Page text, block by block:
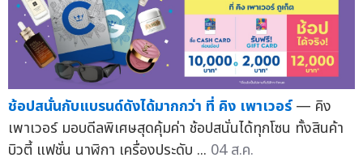
ช้อปสนั่นกับแบรนด์ดังได้มากกว่า ที่ คิง เพาเวอร์ — คิง
เพาเวอร์ มอบดีลพิเศษสุดคุ้มค่า ช้อปสนั่นได้ทุกโซน ทั้งสินค้า
บิวตี้ แฟชั่น นาฬิกา เครื่องประดับ ... 04 ส.ค.